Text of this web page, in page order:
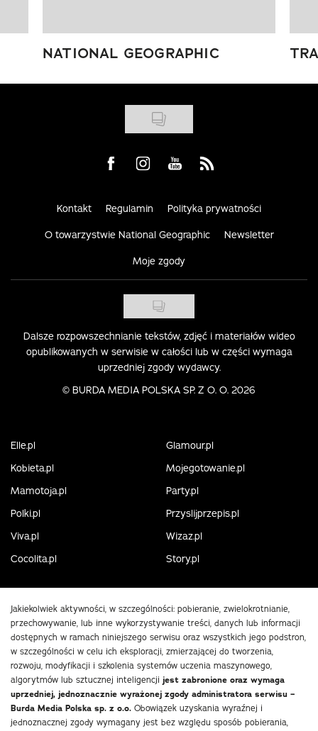
NATIONAL GEOGRAPHIC
Visit us on Facebook
Visit us on Instagram
Visit us on Youtube
Visit us on Rss
Kontakt Regulamin Polityka prywatności
O towarzystwie National Geographic Newsletter
Moje zgody
Dalsze rozpowszechnianie tekstów, zdjęć i materiałów wideo
opublikowanych w serwisie w całości lub w części wymaga
uprzedniej zgody wydawcy.
© BURDA MEDIA POLSKA SP. Z O. O. 2026
Elle.pl
Glamour.pl
Kobieta.pl
Mojegotowanie.pl
Mamotoja.pl
Party.pl
Polki.pl
Przyslijprzepis.pl
Viva.pl
Wizaz.pl
Cocolita.pl
Story.pl
Jakiekolwiek aktywności, w szczególności: pobieranie, zwielokrotnianie,
przechowywanie, lub inne wykorzystywanie treści, danych lub informacji
dostępnych w ramach niniejszego serwisu oraz wszystkich jego podstron,
w szczególności w celu ich eksploracji, zmierzającej do tworzenia,
rozwoju, modyfikacji i szkolenia systemów uczenia maszynowego,
algorytmów lub sztucznej inteligencji jest zabronione oraz wymaga
uprzedniej, jednoznacznie wyrażonej zgody administratora serwisu –
Burda Media Polska sp. z o.o. Obowiązek uzyskania wyraźnej i
jednoznacznej zgody wymagany jest bez względu sposób pobierania,